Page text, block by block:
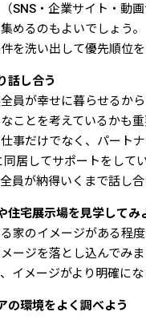
SNS・企業サイト・動
めるのもよいでしょう
を洗い出して優先順位
話し合う
員が幸せに暮らせるか
ことを考えているかも重
事だけでなく、パート
同居してサポートをして
員が納得いくまで話し合
住宅展示場を見学してみ
家のイメージがある程
ージを落とし込んでみ
イメージがより明確にな
の環境をよく調べよう